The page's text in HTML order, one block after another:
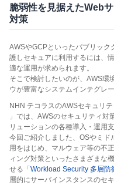
脆弱性を見据えたWeb
対策
AWSやGCPといったパブリッ
護しセキュアに利用するには、
適な運用が求められます。
そこで検討したいのが、AWS環
ウが豊富なシステムインテグレ
NHN テコラスのAWSセキュリ
」では、AWSのセキュリティ対
リューションの各種導入・運用
今回ご紹介しました、OSやミド
用をはじめ、マルウェア等の不
ィング対策といったさまざまな
せる「Workload Security 多層防
層的にサーバインスタンスのセ